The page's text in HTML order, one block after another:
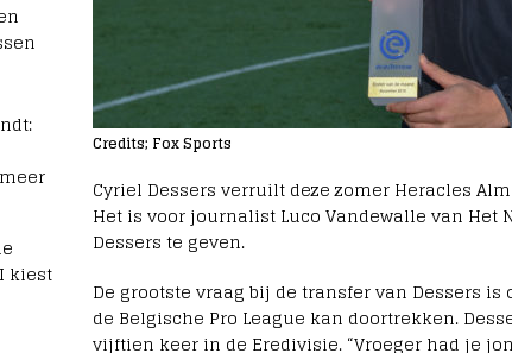
Credits; Fox Sports
Cyriel Dessers verruilt deze zomer Heracles
Het is voor journalist Luco Vandewalle van
Dessers te geven.
De grootste vraag bij de transfer van Dessers
de Belgische Pro League kan doortrekken.
vijftien keer in de Eredivisie. “Vroeger had je
kiest